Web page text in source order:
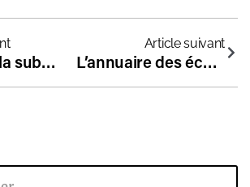
Victoire sur la subvention de la carte Imagine R
Article suivant
L’annuaire des écoles libres est en ligne !